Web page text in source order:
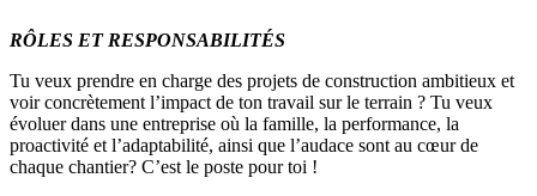
RÔLES ET RESPONSABILITÉS
Tu veux prendre en charge des projets de construction ambitieux et
voir concrètement l’impact de ton travail sur le terrain ? Tu veux
évoluer dans une entreprise où la famille, la performance, la
proactivité et l’adaptabilité, ainsi que l’audace sont au cœur de
chaque chantier? C’est le poste pour toi !